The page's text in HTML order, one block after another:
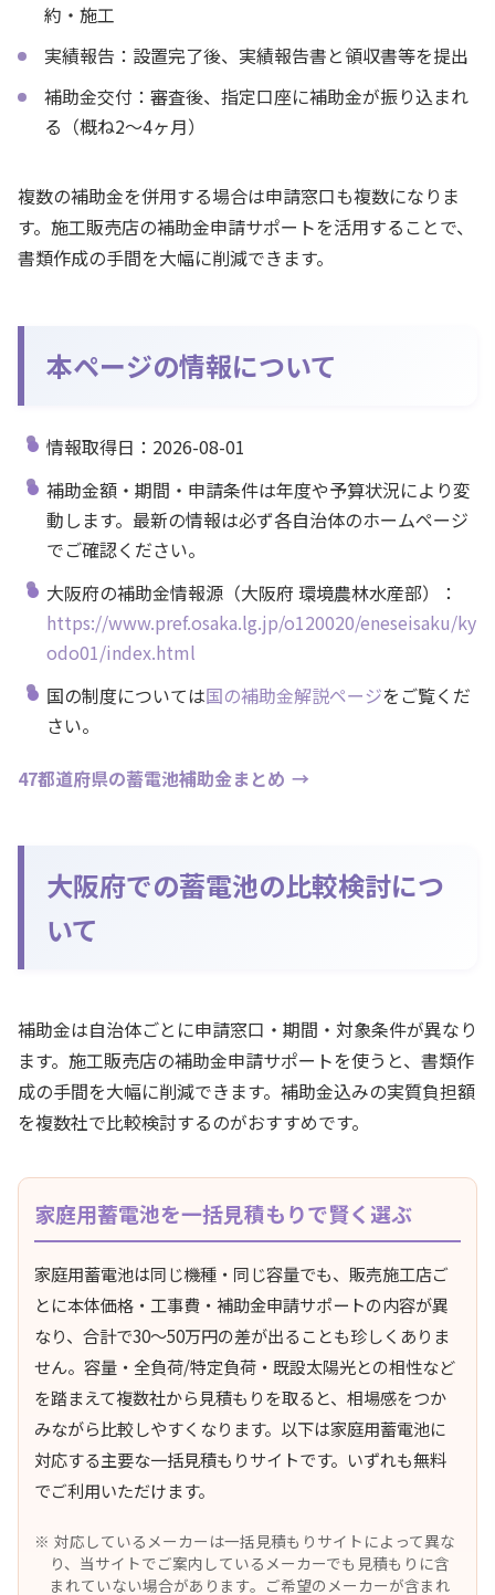
約・施工
実績報告：設置完了後、実績報告書と領収書等を提出
補助金交付：審査後、指定口座に補助金が振り込まれ
る（概ね2〜4ヶ月）
複数の補助金を併用する場合は申請窓口も複数になりま
す。施工販売店の補助金申請サポートを活用することで、
書類作成の手間を大幅に削減できます。
本ページの情報について
情報取得日：2026-08-01
補助金額・期間・申請条件は年度や予算状況により変
動します。最新の情報は必ず各自治体のホームページ
でご確認ください。
大阪府の補助金情報源（大阪府 環境農林水産部）：
https://www.pref.osaka.lg.jp/o120020/eneseisaku/ky
odo01/index.html
国の制度については国の補助金解説ページをご覧くだ
さい。
47都道府県の蓄電池補助金まとめ
大阪府での蓄電池の比較検討につ
いて
補助金は自治体ごとに申請窓口・期間・対象条件が異なり
ます。施工販売店の補助金申請サポートを使うと、書類作
成の手間を大幅に削減できます。補助金込みの実質負担額
を複数社で比較検討するのがおすすめです。
家庭用蓄電池を一括見積もりで賢く選ぶ
家庭用蓄電池は同じ機種・同じ容量でも、販売施工店ご
とに本体価格・工事費・補助金申請サポートの内容が異
なり、合計で30〜50万円の差が出ることも珍しくありま
せん。容量・全負荷/特定負荷・既設太陽光との相性など
を踏まえて複数社から見積もりを取ると、相場感をつか
みながら比較しやすくなります。以下は家庭用蓄電池に
対応する主要な一括見積もりサイトです。いずれも無料
でご利用いただけます。
対応しているメーカーは一括見積もりサイトによって異な
り、当サイトでご案内しているメーカーでも見積もりに含
まれていない場合があります。ご希望のメーカーが含まれ